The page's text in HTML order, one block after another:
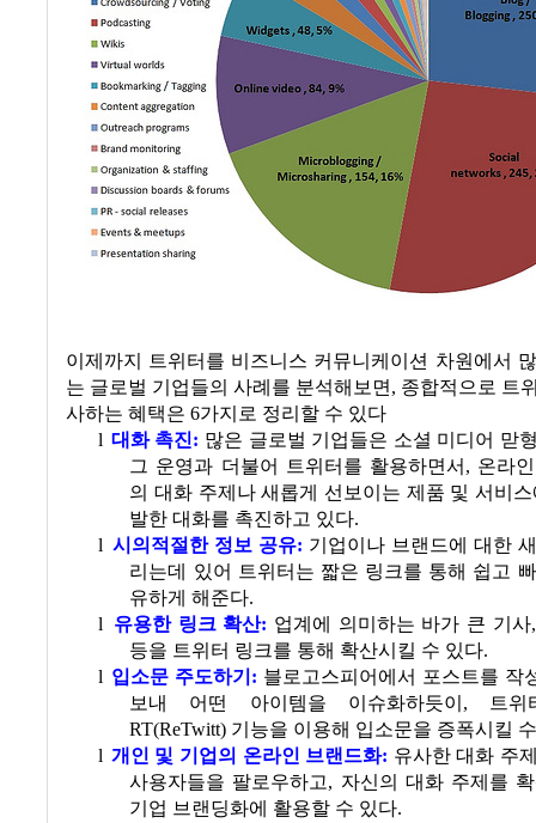
이제까지 트위터를 비즈니스 커뮤니케이션 차원에서
는 글로벌 기업들의 사례를 분석해보면, 종합적으로 트
사하는 혜택은 6가지로 정리할 수 있다
l 대화 촉진: 많은 글로벌 기업들은 소셜 미디어 맏
그 운영과 더불어 트위터를 활용하면서 , 온라
의 대화 주제나 새롭게 선보이는 제품 및 서비
발한 대화를 촉진하고 있다.
l 시의적절한 정보 공유: 기업이나 브랜드에 대한
리는데 있어 트위터는 짧은 링크를 통해 쉽고
유하게 해준다.
l 유용한 링크 확산: 업계에 의미하는 바가 큰 기사
등을 트위터 링크를 통해 확산시킬 수 있다.
l 입소문 주도하기 : 블로고스피어에서 포스트를 작
보내 어떤 아이템을 이슈화하듯이 , 트
RT(ReTwitt) 기능을 이용해 입소문을 증폭시킬
l 개인 및 기업의 온라인 브랜드화: 유사한 대화 주
사용자들을 팔로우하고, 자신의 대화 주제를
기업 브랜딩화에 활용할 수 있다.